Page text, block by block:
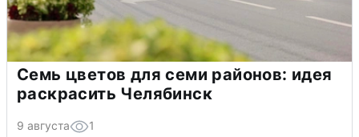
Семь цветов для семи районов: идея
раскрасить Челябинск
9 августа 1